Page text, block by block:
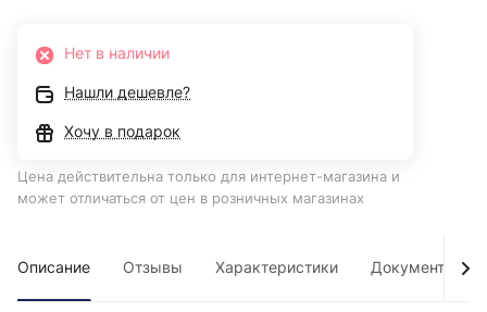
Нет в наличии
Нашли дешевле?
Хочу в подарок
Цена действительна только для интернет-магазина и
может отличаться от цен в розничных магазинах
Описание Отзывы Характеристики Документы